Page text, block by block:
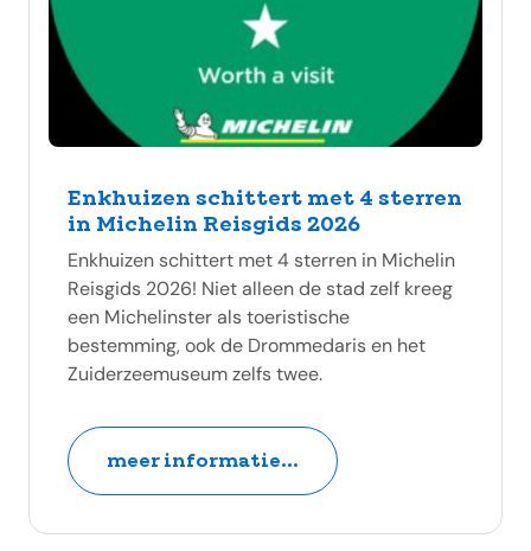
Enkhuizen schittert met 4 sterren
in Michelin Reisgids 2026
Enkhuizen schittert met 4 sterren in Michelin
Reisgids 2026! Niet alleen de stad zelf kreeg
een Michelinster als toeristische
bestemming, ook de Drommedaris en het
Zuiderzeemuseum zelfs twee.
meer informatie...